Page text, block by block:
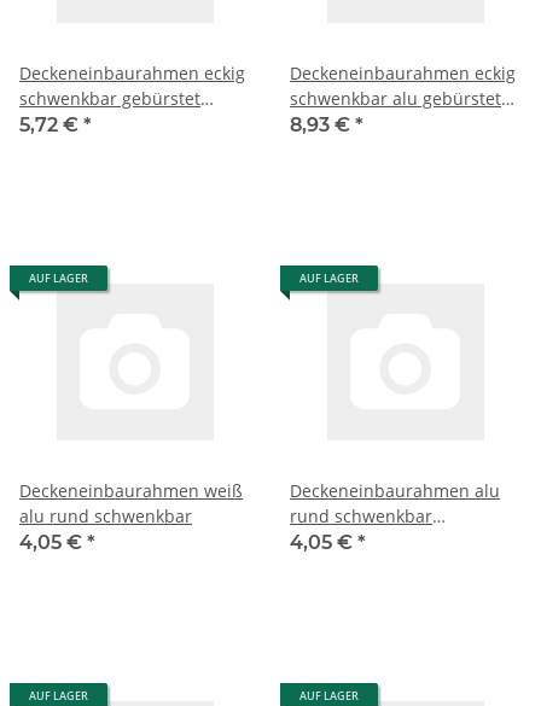
Deckeneinbaurahmen eckig
schwenkbar gebürstet
65mm
5,72 € *
Deckeneinbaurahmen eckig
schwenkbar alu gebürstet
81mm
8,93 € *
AUF LAGER
Deckeneinbaurahmen weiß
alu rund schwenkbar
4,05 € *
AUF LAGER
Deckeneinbaurahmen alu
rund schwenkbar
sandstrahlt
4,05 € *
AUF LAGER AUF LAGER